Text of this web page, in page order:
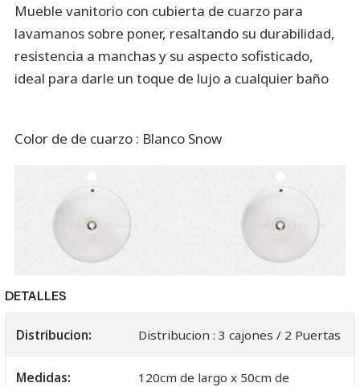
Mueble vanitorio con cubierta de cuarzo para
lavamanos sobre poner, resaltando su durabilidad,
resistencia a manchas y su aspecto sofisticado,
ideal para darle un toque de lujo a cualquier baño
Color de de cuarzo : Blanco Snow
DETALLES
Distribucion: Distribucion : 3 cajones / 2 Puertas
Medidas:
120cm de largo x 50cm de